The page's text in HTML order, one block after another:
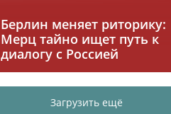
Берлин меняет риторику:
Мерц тайно ищет путь к
диалогу с Россией
Загрузить ещё